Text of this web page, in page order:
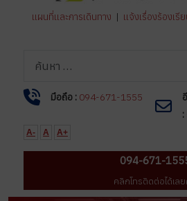
แผนที่และการเดินทาง | แจ้งเรื่องร้องเรี
มือถือ : 094-671-1555
:
A- A A+
094-671-
คลิกโทรติดต่อได้เลย